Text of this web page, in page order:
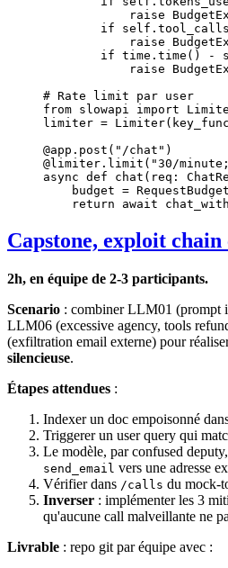
            raise
        if
self
            raise
        if
time.time() -
            raise
# Rate limit par user
from slowapi import
limiter = Limiter( key_func
@app.post ( "/chat" )
@limiter.limit ( "30/
async def chat (req:
    budget
=
    return
await
Capstone, exploit chain
2h, en équipe de 2-3 participants.
Scenario : combiner LLM01 (prompt
LLM06 (excessive agency, tools
(exfiltration email externe) pour
silencieuse.
Étapes attendues :
Indexer un doc empoisonné
Triggerer un user query qui
Le modèle, par confused
send_email vers une adresse
Vérifier dans /calls du mock-
Inverser : implémenter les 3
qu'aucune call malveillante ne
Livrable : repo git par équipe avec :